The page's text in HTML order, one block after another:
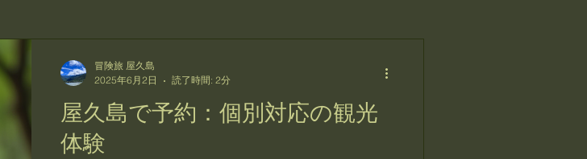
屋久島で予約：個別対応の観光
体験
冒険旅 屋久島
2025年6月2日
読了時間: 2分